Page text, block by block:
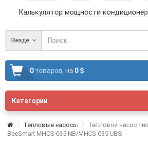
Калькулятор мощности
Везде
0 товаров, на 0 $
Категории
Тепловые насосы
Тепловой насос
BeeSmart MHCS 035 NB/MHCS 035 UBS